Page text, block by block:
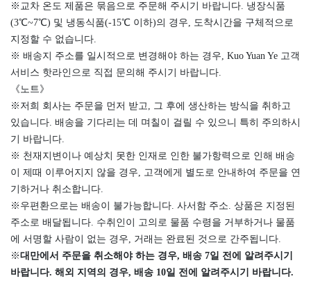
※교차 온도 제품은 묶음으로 주문해 주시기 바랍니다. 냉장식품
(3℃~7℃) 및 냉동식품(-15℃ 이하)의 경우, 도착시간을 구체적으로
지정할 수 없습니다.
※ 배송지 주소를 일시적으로 변경해야 하는 경우, Kuo Yuan Ye 고객
서비스 핫라인으로 직접 문의해 주시기 바랍니다.
《노트》
※저희 회사는 주문을 먼저 받고, 그 후에 생산하는 방식을 취하고
있습니다. 배송을 기다리는 데 며칠이 걸릴 수 있으니 특히 주의하시
기 바랍니다.
※ 천재지변이나 예상치 못한 인재로 인한 불가항력으로 인해 배송
이 제때 이루어지지 않을 경우, 고객에게 별도로 안내하여 주문을 연
기하거나 취소합니다.
※우편환으로는 배송이 불가능합니다. 사서함 주소. 상품은 지정된
주소로 배달됩니다. 수취인이 고의로 물품 수령을 거부하거나 물품
에 서명할 사람이 없는 경우, 거래는 완료된 것으로 간주됩니다.
※대만에서 주문을 취소해야 하는 경우, 배송 7일 전에 알려주시기
바랍니다. 해외 지역의 경우, 배송 10일 전에 알려주시기 바랍니다.